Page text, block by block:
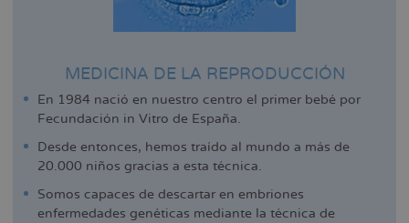
MEDICINA DE LA REPRODUCCIÓN
En 1984 nació en nuestro centro el primer bebé por
Fecundación in Vitro de España.
Desde entonces, hemos traído al mundo a más de
20.000 niños gracias a esta técnica.
Somos capaces de descartar en embriones
enfermedades genéticas mediante la técnica de